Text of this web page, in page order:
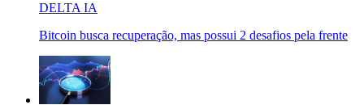
DELTA IA
Bitcoin busca recuperação, mas possui 2 desafios pela frente